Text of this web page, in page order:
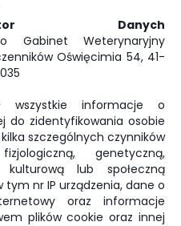
Danych
Weterynaryjny
Oświęcimia 54, 41-
informacje o
do zidentyfikowania osobie
szczególnych czynników
genetyczną,
kulturową lub społeczną
nr IP urządzenia, dane o
oraz informacje
plików cookie oraz innej